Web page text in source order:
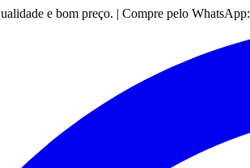
e bom preço. | Compre pelo WhatsApp: